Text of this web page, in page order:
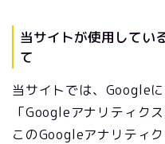
当サイトが使用してい
て
当サイトでは、Google
「Googleアナリティク
このGoogleアナリティ